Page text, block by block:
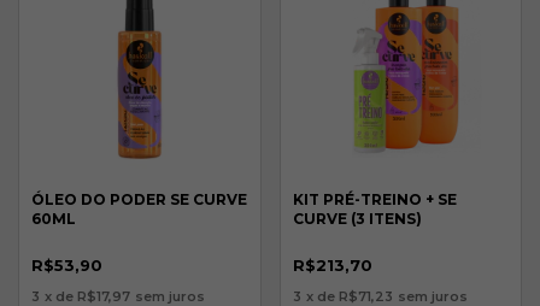
ÓLEO DO PODER SE CURVE
60ML
R$53,90
3 x de R$17,97 sem juros
KIT PRÉ-TREINO + SE
CURVE (3 ITENS)
R$213,70
3 x de R$71,23 sem juros